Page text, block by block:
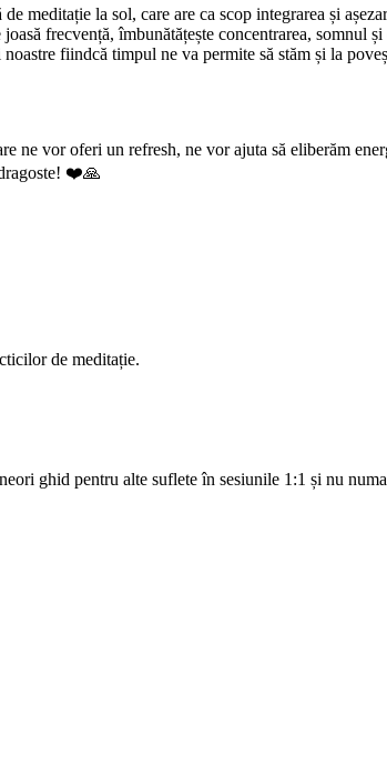
meditație la sol, care are ca scop integrarea și
frecvență, îmbunătățește concentrarea, somnul
fiindcă timpul ne va permite să stăm și la
vor oferi un refresh, ne vor ajuta să eliberăm
❤️🙏
de meditație.
ghid pentru alte suflete în sesiunile 1:1 și nu